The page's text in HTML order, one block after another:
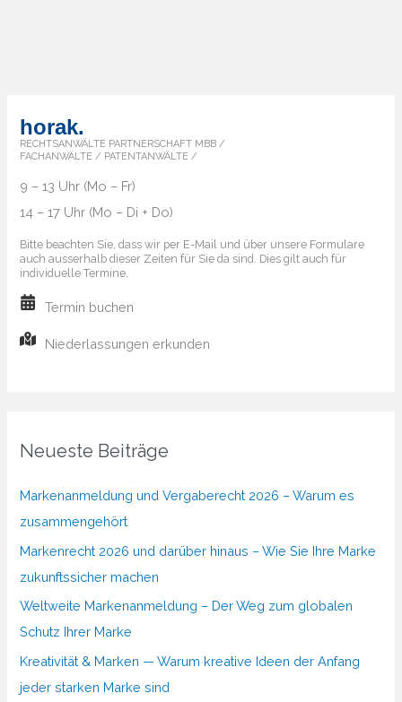
die
Markenländer
horak.
RECHTSANWÄLTE PARTNERSCHAFT MBB /
FACHANWÄLTE / PATENTANWÄLTE /
9 – 13 Uhr (Mo – Fr)
14 – 17 Uhr (Mo – Di + Do)
Bitte beachten Sie, dass wir per E-Mail und über unsere Formulare
auch ausserhalb dieser Zeiten für Sie da sind. Dies gilt auch für
individuelle Termine.
Termin buchen
Niederlassungen erkunden
Neueste Beiträge
Markenanmeldung und Vergaberecht 2026 – Warum es
zusammengehört
Markenrecht 2026 und darüber hinaus – Wie Sie Ihre Marke
zukunftssicher machen
Weltweite Markenanmeldung – Der Weg zum globalen
Schutz Ihrer Marke
Kreativität & Marken — Warum kreative Ideen der Anfang
jeder starken Marke sind